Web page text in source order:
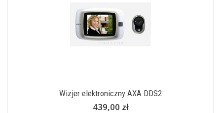
Wizjer elektroniczny AXA DDS2
439,00 zł